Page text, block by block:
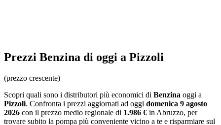
Prezzi Benzina di oggi a Pizzoli
(prezzo crescente)
Scopri quali sono i distributori più economici di Benzina oggi a
Pizzoli. Confronta i prezzi aggiornati ad oggi domenica 9 agosto
2026 con il prezzo medio regionale di 1.986 € in Abruzzo, per
trovare subito la pompa più conveniente vicino a te e risparmiare sul